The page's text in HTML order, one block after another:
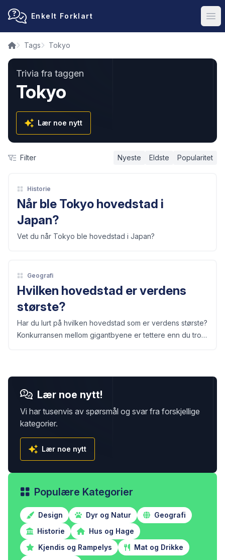
Enkelt Forklart
Tags Tokyo
Trivia fra taggen
Tokyo
Lær noe nytt
Filter Nyeste Eldste Popularitet
Historie
Når ble Tokyo hovedstad i
Japan?
Vet du når Tokyo ble hovedstad i Japan?
Geografi
Hvilken hovedstad er verdens
største?
Har du lurt på hvilken hovedstad som er verdens største?
Konkurransen mellom gigantbyene er tettere enn du tror,
Lær noe nytt!
Vi har tusenvis av spørsmål og svar fra forskjellige
kategorier.
Lær noe nytt
Populære Kategorier
Design Dyr og Natur
Geografi
Historie
Hus og Hage
Kjendis og Rampelys
Mat og Drikke